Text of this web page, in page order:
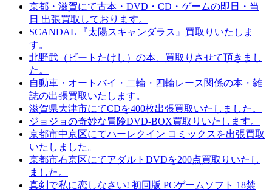
京都・滋賀にて古本・DVD・CD・ゲームの即日・当
日 出張買取しております。
SCANDAL 『太陽スキャンダラス』買取りいたしま
す。
北野武（ビートたけし）の本、買取りさせて頂きまし
た。
自動車・オートバイ・二輪・四輪レース関係の本・雑
誌の出張買取いたします。
滋賀県大津市にてCDを400枚出張買取いたしました。
ジョジョの奇妙な冒険DVD-BOX買取りいたします。
京都市中京区にてハーレクイン コミックスを出張買取
いたしました。
京都市右京区にてアダルトDVDを200点買取りいたし
ました。
真剣で私に恋しなさい! 初回版 PCゲームソフト 18禁